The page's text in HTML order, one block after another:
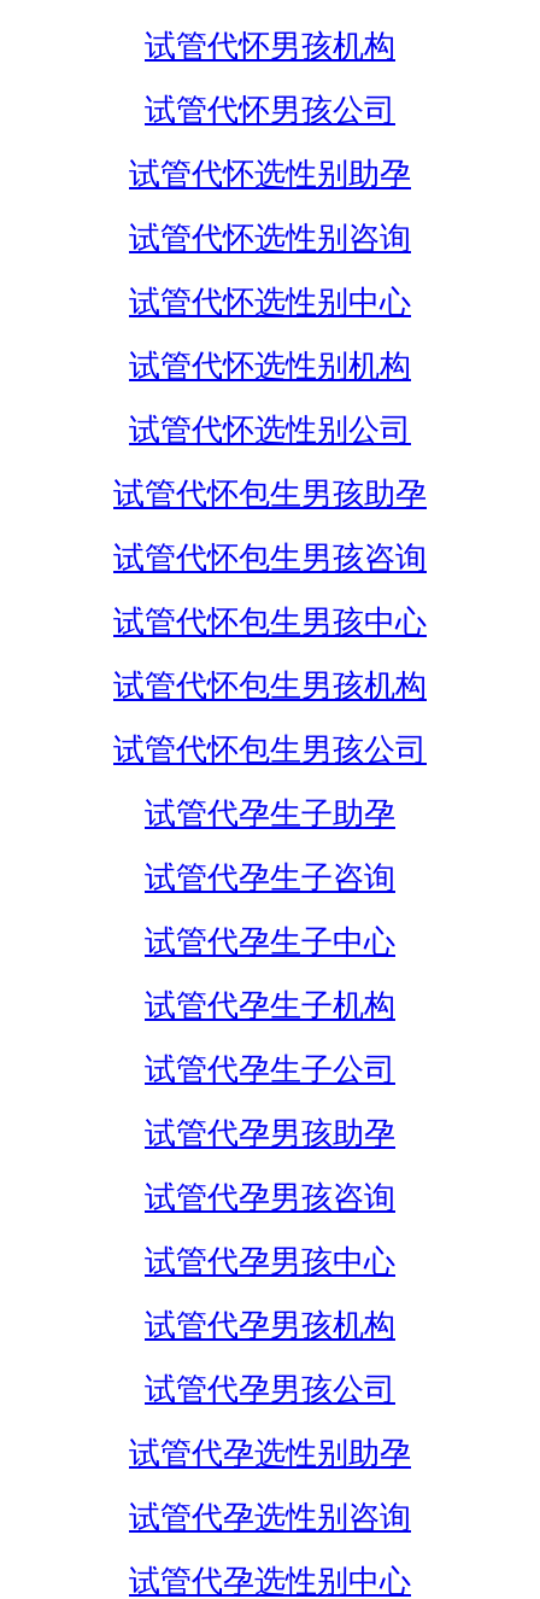
试管代怀男孩机构
试管代怀男孩公司
试管代怀选性别助孕
试管代怀选性别咨询
试管代怀选性别中心
试管代怀选性别机构
试管代怀选性别公司
试管代怀包生男孩助孕
试管代怀包生男孩咨询
试管代怀包生男孩中心
试管代怀包生男孩机构
试管代怀包生男孩公司
试管代孕生子助孕
试管代孕生子咨询
试管代孕生子中心
试管代孕生子机构
试管代孕生子公司
试管代孕男孩助孕
试管代孕男孩咨询
试管代孕男孩中心
试管代孕男孩机构
试管代孕男孩公司
试管代孕选性别助孕
试管代孕选性别咨询
试管代孕选性别中心